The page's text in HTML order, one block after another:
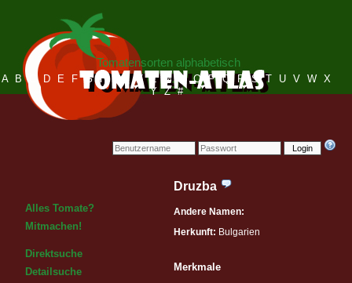
Login
Tomatensorten alphabetisch
A B C D E F G H I J K L M N O P Q R S T U V W X
Y Z #
Alles Tomate?
Mitmachen!
Direktsuche
Detailsuche
Druzba
Andere Namen:
Herkunft: Bulgarien
Merkmale